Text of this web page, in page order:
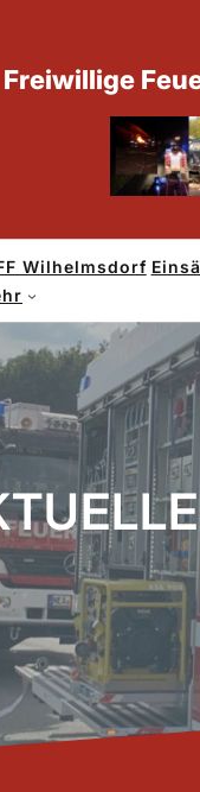
Freiwillige
Wilhelmsdorf